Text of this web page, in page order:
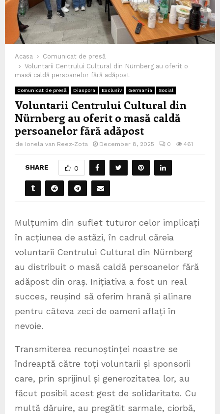
Acasa
Comunicat de presă
Voluntarii Centrului Cultural din Nürnberg au oferit o
masă caldă persoanelor fără adăpost
Comunicat de presă Diaspora Exclusiv Germania Social
Voluntarii Centrului Cultural din
Nürnberg au oferit o masă caldă
persoanelor fără adăpost
de Ionela van Reez-Zota December 8, 2025 0 461
SHARE 0
Mulțumim din suflet tuturor celor implicați
în acțiunea de astăzi, în cadrul căreia
voluntarii Centrului Cultural din Nürnberg
au distribuit o masă caldă persoanelor fără
adăpost din oraș. Inițiativa a fost un real
succes, reușind să oferim hrană și alinare
pentru câteva zeci de oameni aflați în
nevoie.
Transmiterea recunoștinței noastre se
îndreaptă către toți voluntarii și sponsorii
care, prin sprijinul și generozitatea lor, au
făcut posibil acest gest de solidaritate. Cu
multă dăruire, au pregătit sarmale, ciorbă,